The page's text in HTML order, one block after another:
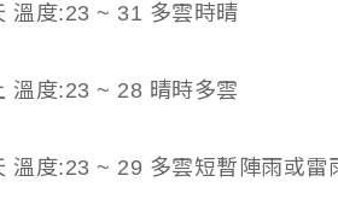
溫度:23 ~ 31 多雲時晴
溫度:23 ~ 28 晴時多雲
溫度:23 ~ 29 多雲短暫陣雨或雷